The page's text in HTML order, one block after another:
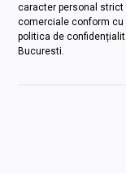
caracter personal
comerciale conform cu
politica de
Bucuresti.